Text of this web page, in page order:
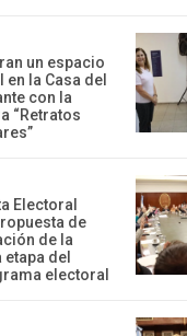
un espacio
en la Casa del
con la
“Retratos
Electoral
de
de la
del
electoral